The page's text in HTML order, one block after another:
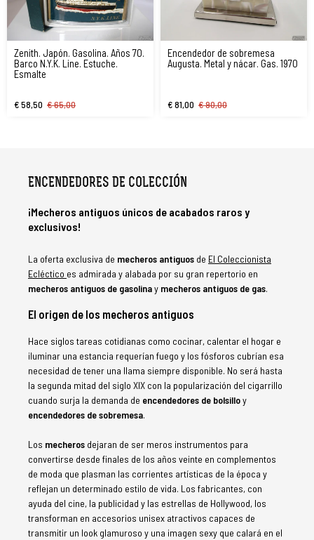
Zenith. Japón. Gasolina. Años 70.
Barco N.Y.K. Line. Estuche.
Esmalte
€ 58,50 € 65,00
Encendedor de sobremesa
Augusta. Metal y nácar. Gas. 1970
€ 81,00 € 90,00
ENCENDEDORES DE COLECCIÓN
¡Mecheros antiguos únicos de acabados raros y
exclusivos!
La oferta exclusiva de mecheros antiguos de El Coleccionista
Ecléctico es admirada y alabada por su gran repertorio en
mecheros antiguos de gasolinay mecheros antiguos de gas.
El origen de los mecheros antiguos
Hace siglos tareas cotidianas como cocinar, calentar el hogar e
iluminar una estancia requerían fuego y los fósforos cubrían esa
necesidad de tener una llama siempre disponible. No será hasta
la segunda mitad del siglo XIX con la popularización del cigarrillo
cuando surja la demanda de encendedores de bolsilloy
encendedores desobremesa.
Los mecheros dejaran de ser meros instrumentos para
convertirse desde finales de los años veinte en complementos
de moda que plasman las corrientes artísticas de la época y
reflejan un determinado estilo de vida. Los fabricantes, con
ayuda del cine, la publicidad y las estrellas de Hollywood, los
transforman en accesorios unisex atractivos capaces de
transmitir un look glamuroso y una imagen sexy que calará en el